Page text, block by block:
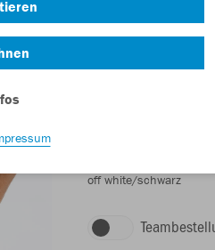
Lust auf 30% Rabatt
off white/schwarz